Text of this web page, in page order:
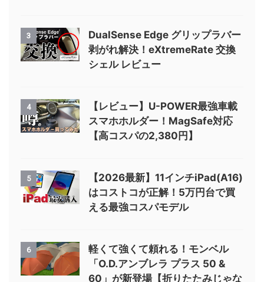
3
DualSense Edge グリップラバー
剥がれ解決！eXtremeRate 交換
シェル レビュー
4
【レビュー】U-POWER最強車載
スマホホルダー！MagSafe対応
【高コスパの2,380円】
5
【2026最新】11インチiPad(A16)
はコストコが正解！5万円台で買
える最強コスパモデル
6
軽くて強くて頼れる！モンベル
「O.D.アンブレラ プラス 50 &
60」が新登場【折りたたみじゃな